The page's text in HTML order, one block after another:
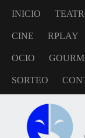
INICIO
CINE RPLAY
OCIO
SORTEO